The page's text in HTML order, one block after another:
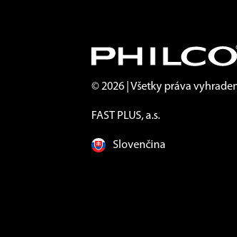
© 2026 | Všetky práva
FAST PLUS, a.s.
Slovenčina